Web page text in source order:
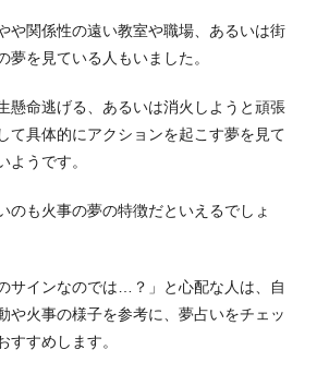
や関係性の遠い教室や職場、あるいは街
夢を見ている人もいました。
懸命逃げる、あるいは消火しようと頑張
て具体的にアクションを起こす夢を見て
ようです。
のも火事の夢の特徴だといえるでしょ
サインなのでは…？」と心配な人は、自
や火事の様子を参考に、夢占いをチェッ
すすめします。